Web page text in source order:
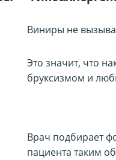
Виниры не
Это значит, что
бруксизмом и
Врач подбирает
пациента таким